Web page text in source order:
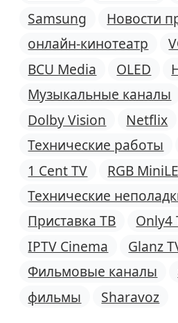
Samsung
Новости
онлайн-кинотеатр
BCU Media
OLED
Музыкальные каналы
Dolby Vision
Netflix
Технические работы
1 Cent TV
RGB
Технические
Приставка ТВ
Only4
IPTV Cinema
Glanz
Фильмовые каналы
фильмы
Sharavoz